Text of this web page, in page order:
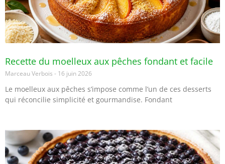
Recette du moelleux aux pêches fondant et facile
Marceau Verbois 16 juin 2026
Le moelleux aux pêches s’impose comme l’un de ces desserts
qui réconcilie simplicité et gourmandise. Fondant